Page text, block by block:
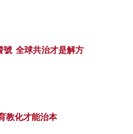
號 全球共治才是解方
教化才能治本